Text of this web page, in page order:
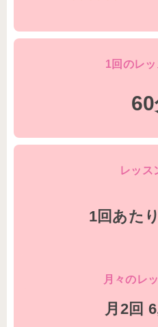
1回のレ
レッス
1回あたり
月々のレ
月2回